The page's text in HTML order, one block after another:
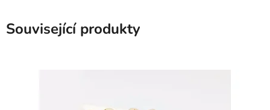
Související produkty